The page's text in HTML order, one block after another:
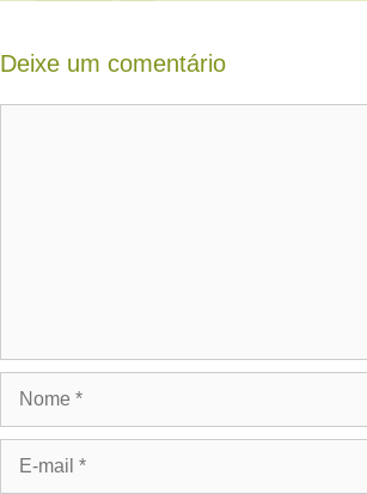
Deixe um comentário